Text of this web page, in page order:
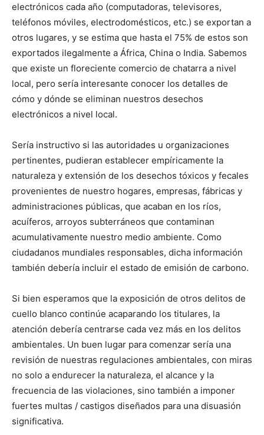
electrónicos cada año (computadoras, televisores,
teléfonos móviles, electrodomésticos, etc.) se exportan a
otros lugares, y se estima que hasta el 75% de estos son
exportados ilegalmente a África, China o India. Sabemos
que existe un floreciente comercio de chatarra a nivel
local, pero sería interesante conocer los detalles de
cómo y dónde se eliminan nuestros desechos
electrónicos a nivel local.
Sería instructivo si las autoridades u organizaciones
pertinentes, pudieran establecer empíricamente la
naturaleza y extensión de los desechos tóxicos y fecales
provenientes de nuestro hogares, empresas, fábricas y
administraciones públicas, que acaban en los ríos,
acuíferos, arroyos subterráneos que contaminan
acumulativamente nuestro medio ambiente. Como
ciudadanos mundiales responsables, dicha información
también debería incluir el estado de emisión de carbono.
Si bien esperamos que la exposición de otros delitos de
cuello blanco continúe acaparando los titulares, la
atención debería centrarse cada vez más en los delitos
ambientales. Un buen lugar para comenzar sería una
revisión de nuestras regulaciones ambientales, con miras
no solo a endurecer la naturaleza, el alcance y la
frecuencia de las violaciones, sino también a imponer
fuertes multas / castigos diseñados para una disuasión
significativa.